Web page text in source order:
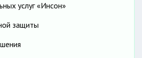
услуг «Инсон»
защиты